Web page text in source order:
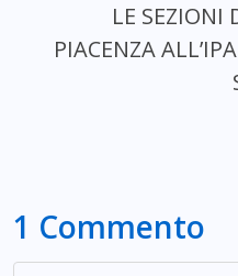
LE SEZIONI
PIACENZA
1 Commento